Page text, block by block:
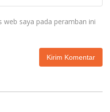
web saya pada peramban ini